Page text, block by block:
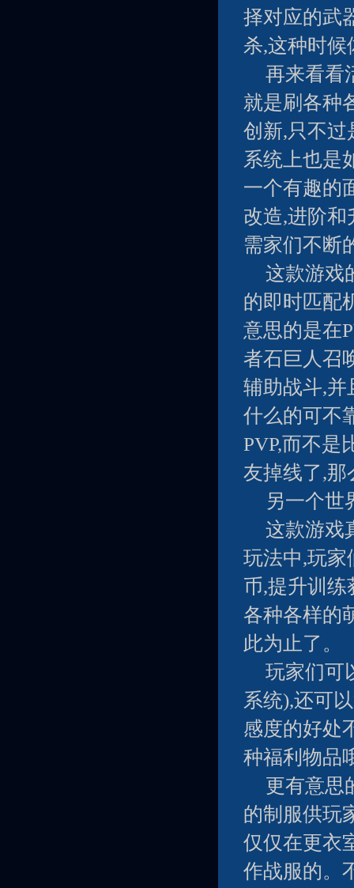
择对应的武
杀,这种时
再来看看
就是刷各种
创新,只不过
系统上也是
一个有趣的
改造,进阶
需家们不断
这款游戏
的即时匹配
意思的是在
者石巨人召
辅助战斗,并
什么的可不
PVP,而不是
友掉线了,那
另一个世
这款游戏
玩法中,玩家
币,提升训练
各种各样的
此为止了。
玩家们可
系统),还可
感度的好处
种福利物品
更有意思
的制服供玩
仅仅在更衣
作战服的。